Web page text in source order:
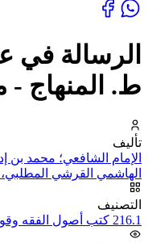
الرسالة في
ط. المنهاج -
تأليف
الإمام الشافعي؛ محمد
الهاشمي القرشي المطلبي،
التصنيف
216.1 كتب أصول الفقه وقواعده